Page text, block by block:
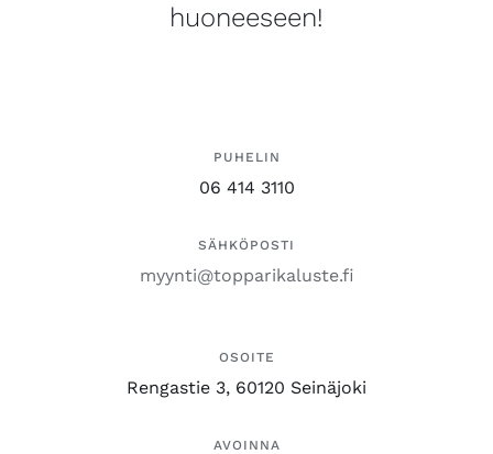
huoneeseen!
PUHELIN
06 414 3110
SÄHKÖPOSTI
myynti@topparikaluste.fi
OSOITE
Rengastie 3, 60120 Seinäjoki
AVOINNA